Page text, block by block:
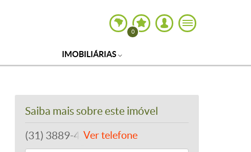
0
IMOBILIÁRIAS
Saiba mais sobre este imóvel
(31) 3889-4765Ver telefone